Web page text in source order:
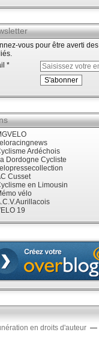
vous pour être averti
Ardéchois
Dordogne Cycliste
Cusset
en Limousin
vélo
19
en droits d'auteur